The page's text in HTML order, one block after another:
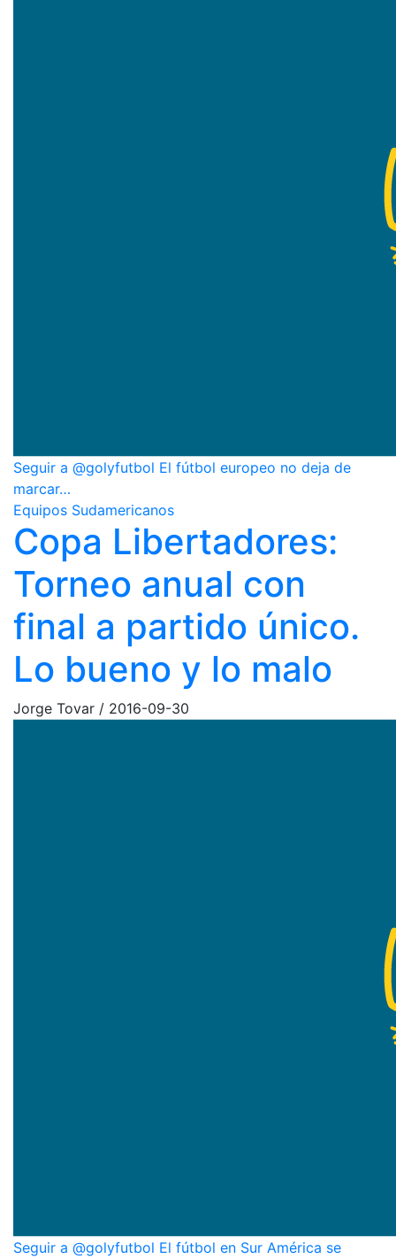
Seguir a @golyfutbol El fútbol europeo no deja de
marcar…
Equipos Sudamericanos
Copa Libertadores:
Torneo anual con
final a partido único.
Lo bueno y lo malo
Jorge Tovar / 2016-09-30
Seguir a @golyfutbol El fútbol en Sur América se